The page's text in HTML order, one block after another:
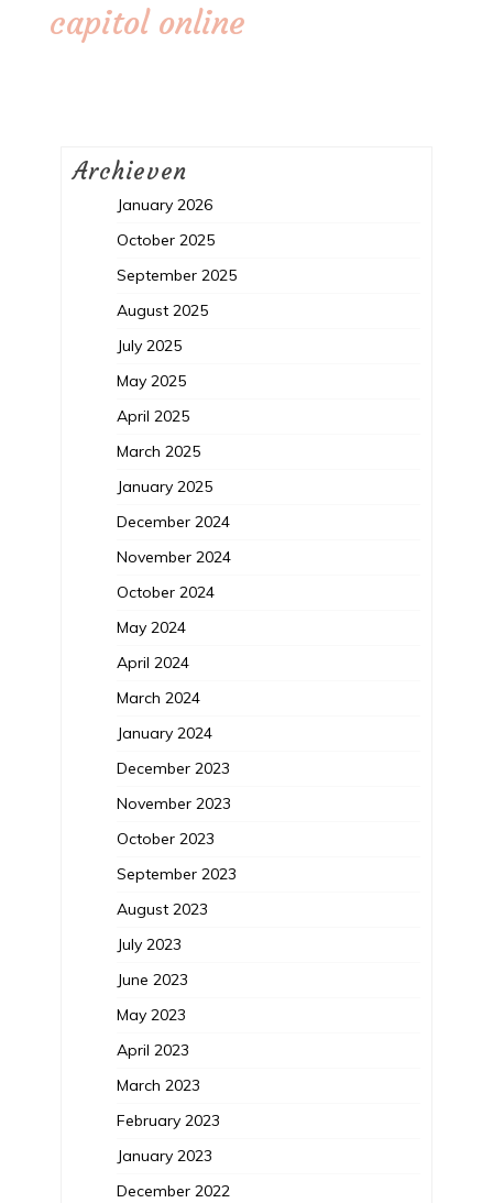
capitol online
Archieven
January 2026
October 2025
September 2025
August 2025
July 2025
May 2025
April 2025
March 2025
January 2025
December 2024
November 2024
October 2024
May 2024
April 2024
March 2024
January 2024
December 2023
November 2023
October 2023
September 2023
August 2023
July 2023
June 2023
May 2023
April 2023
March 2023
February 2023
January 2023
December 2022